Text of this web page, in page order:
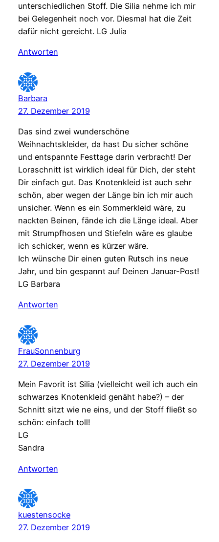
unterschiedlichen Stoff. Die Silia nehme ich mir
bei Gelegenheit noch vor. Diesmal hat die Zeit
dafür nicht gereicht. LG Julia
Antworten
Barbara
27. Dezember 2019
Das sind zwei wunderschöne
Weihnachtskleider, da hast Du sicher schöne
und entspannte Festtage darin verbracht! Der
Loraschnitt ist wirklich ideal für Dich, der steht
Dir einfach gut. Das Knotenkleid ist auch sehr
schön, aber wegen der Länge bin ich mir auch
unsicher. Wenn es ein Sommerkleid wäre, zu
nackten Beinen, fände ich die Länge ideal. Aber
mit Strumpfhosen und Stiefeln wäre es glaube
ich schicker, wenn es kürzer wäre.
Ich wünsche Dir einen guten Rutsch ins neue
Jahr, und bin gespannt auf Deinen Januar-Post!
LG Barbara
Antworten
FrauSonnenburg
27. Dezember 2019
Mein Favorit ist Silia (vielleicht weil ich auch ein
schwarzes Knotenkleid genäht habe?) – der
Schnitt sitzt wie ne eins, und der Stoff fließt so
schön: einfach toll!
LG
Sandra
Antworten
kuestensocke
27. Dezember 2019